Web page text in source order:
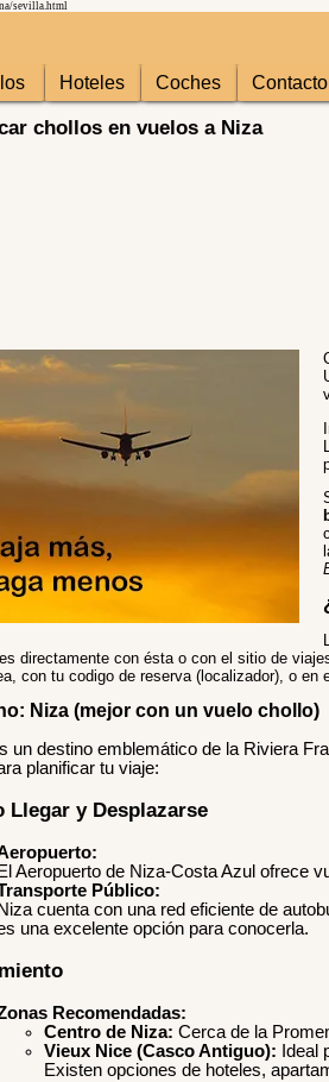
sevilla.html
Hoteles Coches Contacto
chollos en vuelos a Niza
directamente con ésta o con el sitio de
con tu codigo de reserva (localizador), o en
Niza (mejor con un vuelo chollo)
un destino emblemático de la Riviera
planificar tu viaje:
Llegar y Desplazarse
El Aeropuerto de Niza-Costa Azul ofrece
Público:
Niza cuenta con una red eficiente de
una excelente opción para conocerla.
Recomendadas:
Centro de Niza: Cerca de la
Vieux Nice (Casco Antiguo): Ideal
Existen opciones de hoteles,